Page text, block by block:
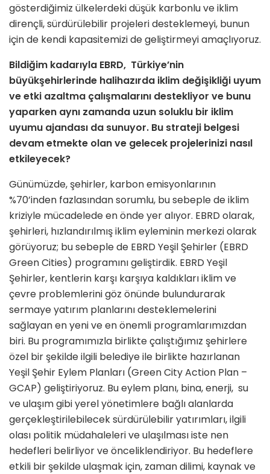
gösterdiğimiz ülkelerdeki düşük karbonlu ve iklim
dirençli, sürdürülebilir projeleri desteklemeyi, bunun
için de kendi kapasitemizi de geliştirmeyi amaçlıyoruz.
Bildiğim kadarıyla EBRD, Türkiye’nin
büyükşehirlerinde halihazırda iklim değişikliği uyum
ve etki azaltma çalışmalarını destekliyor ve bunu
yaparken aynı zamanda uzun soluklu bir iklim
uyumu ajandası da sunuyor. Bu strateji belgesi
devam etmekte olan ve gelecek projelerinizi nasıl
etkileyecek?
Günümüzde, şehirler, karbon emisyonlarının
%70’inden fazlasından sorumlu, bu sebeple de iklim
kriziyle mücadelede en önde yer alıyor. EBRD olarak,
şehirleri, hızlandırılmış iklim eyleminin merkezi olarak
görüyoruz; bu sebeple de EBRD Yeşil Şehirler (EBRD
Green Cities) programını geliştirdik. EBRD Yeşil
Şehirler, kentlerin karşı karşıya kaldıkları iklim ve
çevre problemlerini göz önünde bulundurarak
sermaye yatırım planlarını desteklemelerini
sağlayan en yeni ve en önemli programlarımızdan
biri. Bu programımızla birlikte çalıştığımız şehirlere
özel bir şekilde ilgili belediye ile birlikte hazırlanan
Yeşil Şehir Eylem Planları (Green City Action Plan –
GCAP) geliştiriyoruz. Bu eylem planı, bina, enerji, su
ve ulaşım gibi yerel yönetimlere bağlı alanlarda
gerçekleştirilebilecek sürdürülebilir yatırımları, ilgili
olası politik müdahaleleri ve ulaşılması iste nen
hedefleri belirliyor ve önceliklendiriyor. Bu hedeflere
etkili bir şekilde ulaşmak için, zaman dilimi, kaynak ve